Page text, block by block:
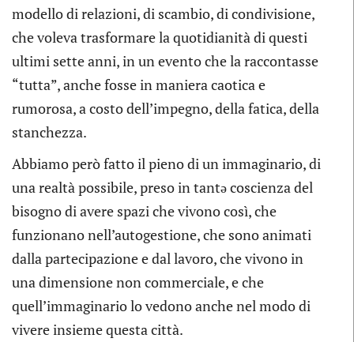
modello di relazioni, di scambio, di condivisione,
che voleva trasformare la quotidianità di questi
ultimi sette anni, in un evento che la raccontasse
“tutta”, anche fosse in maniera caotica e
rumorosa, a costo dell’impegno, della fatica, della
stanchezza.
Abbiamo però fatto il pieno di un immaginario, di
una realtà possibile, preso in tantə coscienza del
bisogno di avere spazi che vivono così, che
funzionano nell’autogestione, che sono animati
dalla partecipazione e dal lavoro, che vivono in
una dimensione non commerciale, e che
quell’immaginario lo vedono anche nel modo di
vivere insieme questa città.